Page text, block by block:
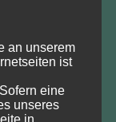
e.V.)
an unserem
ist
eine
unseres
in